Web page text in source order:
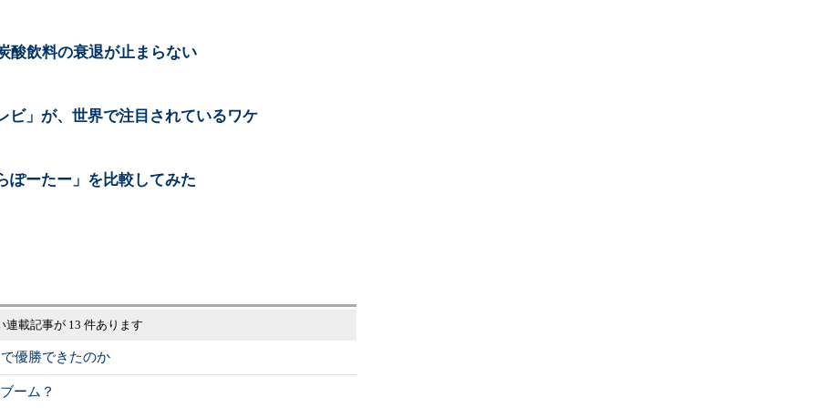
飲料の衰退が止まらない
ビ」が、世界で注目されているワケ
ぽーたー」を比較してみた
連載記事が 13 件あります
優勝できたのか
ーム？